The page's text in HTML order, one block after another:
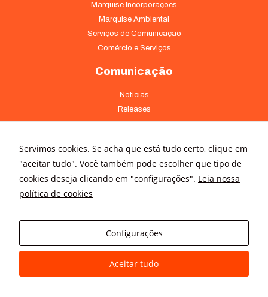
Marquise Incorporações
Marquise Ambiental
Serviços de Comunicação
Comércio e Serviços
Comunicação
Notícias
Releases
Trabalhe Conosco
Onde Estamos
Av. Pontes Vieira, 1838 - Dionísio Torres Fortaleza - CE 60135-238
(85) 4008-3322 ou 4008-3333
Av Brigadeiro Faria Lima, 3015 – conj. 41 - Jardim Paulistano São
Paulo - SP 01452-000 - (11) 3166-5500
Servimos cookies. Se acha que está tudo certo, clique em
"aceitar tudo". Você também pode escolher que tipo de
cookies deseja clicando em "configurações". Leia nossa
política de cookies
Configurações
Aceitar tudo